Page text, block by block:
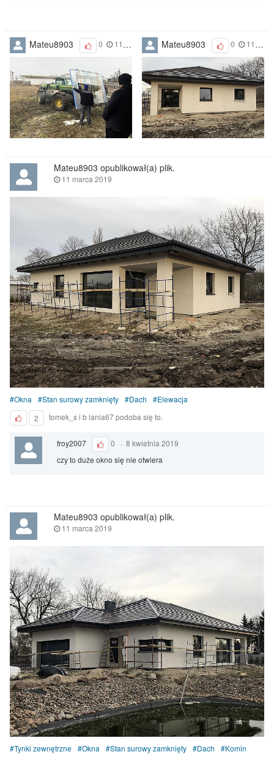
Mateu8903 0 11 marca 2019 Mateu8903 0 11 marca 2019
Mateu8903 opublikował(a) plik.
11 marca 2019
Okna Stan surowy zamknięty Dach
Elewacja
2
tomek_s i b lania67 podoba się to.
froy2007 0 ·8 kwietnia 2019
czy to duże okno się nie otwiera
Mateu8903 opublikował(a) plik.
11 marca 2019
Tynki zewnętrzne Okna Stan surowy zamknięty Dach Komin